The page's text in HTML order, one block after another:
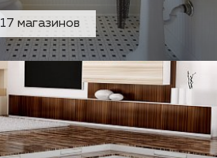
17 магазинов